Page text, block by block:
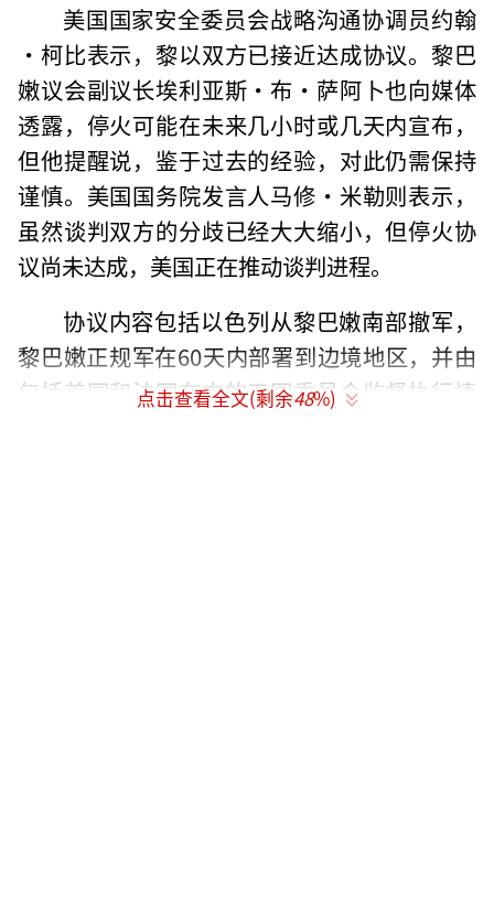
美国国家安全委员会战略沟通协调员约翰
·柯比表示，黎以双方已接近达成协议。黎巴
嫩议会副议长埃利亚斯·布·萨阿卜也向媒体
透露，停火可能在未来几小时或几天内宣布，
但他提醒说，鉴于过去的经验，对此仍需保持
谨慎。美国国务院发言人马修·米勒则表示，
虽然谈判双方的分歧已经大大缩小，但停火协
议尚未达成，美国正在推动谈判进程。
协议内容包括以色列从黎巴嫩南部撤军，
黎巴嫩正规军在60天内部署到边境地区，并由
包括美国和法国在内的五国委员会监督执行情
点击查看全文(剩余48%)